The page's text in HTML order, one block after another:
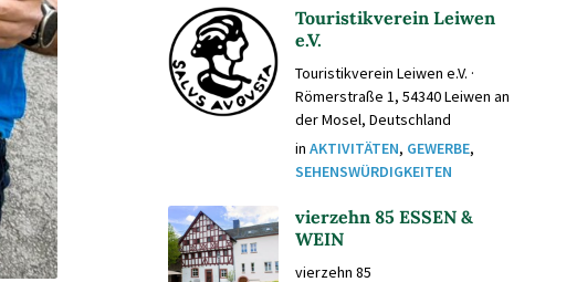
Touristikverein Leiwen
e.V.
Touristikverein Leiwen e.V. ·
Römerstraße 1, 54340 Leiwen an
der Mosel, Deutschland
inAKTIVITÄTEN, GEWERBE,
SEHENSWÜRDIGKEITEN
vierzehn 85 ESSEN &
WEIN
vierzehn 85